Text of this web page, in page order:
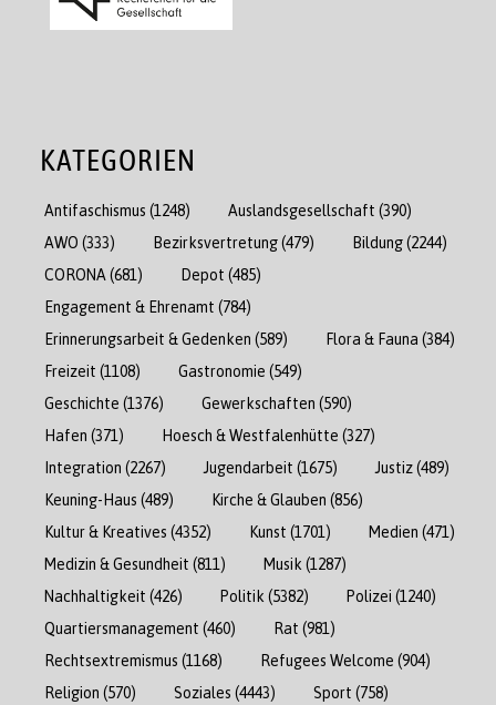
KATEGORIEN
Antifaschismus (1248) Auslandsgesellschaft (390)
AWO (333) Bezirksvertretung(479) Bildung(2244)
CORONA (681) Depot (485)
Engagement & Ehrenamt (784)
Erinnerungsarbeit & Gedenken (589) Flora & Fauna (384)
Freizeit (1108) Gastronomie (549)
Geschichte (1376) Gewerkschaften (590)
Hafen (371) Hoesch & Westfalenhütte (327)
Integration (2267) Jugendarbeit (1675) Justiz(489)
Keuning-Haus (489) Kirche & Glauben (856)
Kultur & Kreatives (4352) Kunst (1701) Medien (471)
Medizin & Gesundheit (811) Musik (1287)
Nachhaltigkeit (426) Politik (5382) Polizei (1240)
Quartiersmanagement (460) Rat (981)
Rechtsextremismus (1168) Refugees Welcome (904)
Religion (570) Soziales (4443) Sport (758)